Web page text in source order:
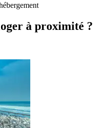
à proximité ?